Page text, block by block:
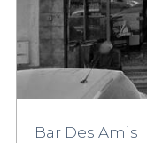
Bar Des Amis